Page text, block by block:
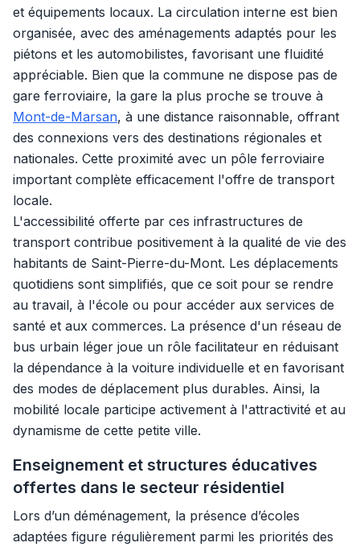
et équipements locaux. La circulation interne est bien
organisée, avec des aménagements adaptés pour les
piétons et les automobilistes, favorisant une fluidité
appréciable. Bien que la commune ne dispose pas de
gare ferroviaire, la gare la plus proche se trouve à
Mont-de-Marsan, à une distance raisonnable, offrant
des connexions vers des destinations régionales et
nationales. Cette proximité avec un pôle ferroviaire
important complète efficacement l'offre de transport
locale.
L'accessibilité offerte par ces infrastructures de
transport contribue positivement à la qualité de vie des
habitants de Saint-Pierre-du-Mont. Les déplacements
quotidiens sont simplifiés, que ce soit pour se rendre
au travail, à l'école ou pour accéder aux services de
santé et aux commerces. La présence d'un réseau de
bus urbain léger joue un rôle facilitateur en réduisant
la dépendance à la voiture individuelle et en favorisant
des modes de déplacement plus durables. Ainsi, la
mobilité locale participe activement à l'attractivité et au
dynamisme de cette petite ville.
Enseignement et structures éducatives
offertes dans le secteur résidentiel
Lors d’un déménagement, la présence d’écoles
adaptées figure régulièrement parmi les priorités des